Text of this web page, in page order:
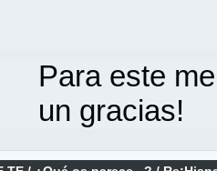
Para este
un gracias!